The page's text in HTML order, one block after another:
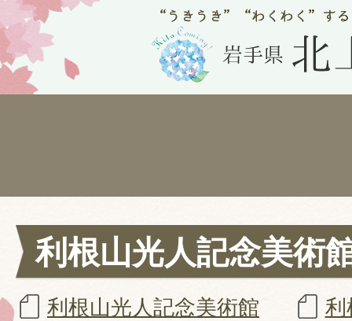
利根山光人記念美術
利根山光人記念美術館
利